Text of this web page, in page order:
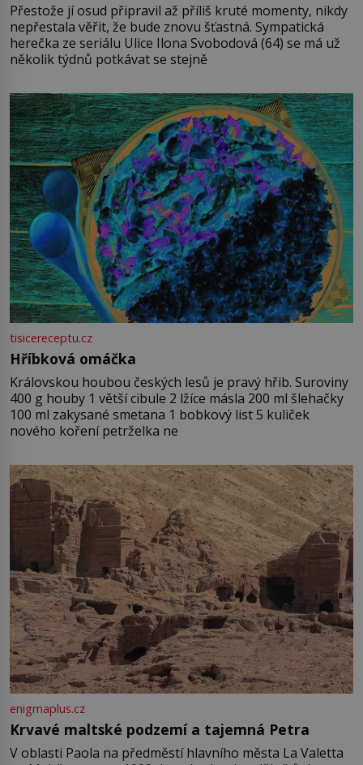
Přestože jí osud připravil až příliš kruté momenty, nikdy
nepřestala věřit, že bude znovu šťastná. Sympatická
herečka ze seriálu Ulice Ilona Svobodová (64) se má už
několik týdnů potkávat se stejně
tisicereceptu.cz
Hříbková omáčka
Královskou houbou českých lesů je pravý hřib. Suroviny
400 g houby 1 větší cibule 2 lžíce másla 200 ml šlehačky
100 ml zakysané smetana 1 bobkový list 5 kuliček
nového koření petrželka ne
enigmaplus.cz
Krvavé maltské podzemí a tajemná Petra
V oblasti Paola na předměstí hlavního města La Valetta